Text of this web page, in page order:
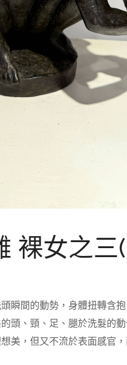
裸女之三
瞬間的動勢，身體扭轉含
頭、頸、足、腿於洗髮的
美，但又不流於表面感官